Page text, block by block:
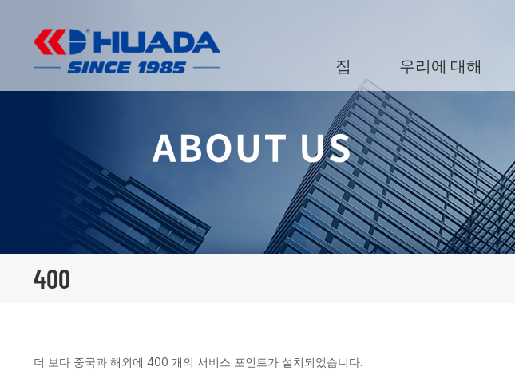
집 우리에 대해
400
더 보다 중국과 해외에 400 개의 서비스 포인트가 설치되었습니다.